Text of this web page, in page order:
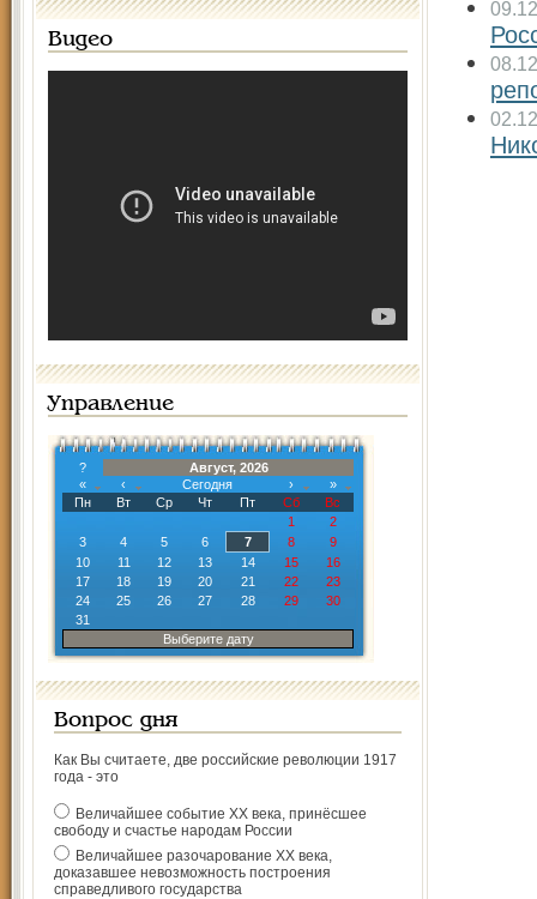
Видео
Управление
?
Август, 2026
«
‹ Сегодня ›
»
Пн
Вт Ср Чт Пт Сб
Вс
1
2
3
4 5 6 7 8
9
10
11 12 13 14 15
16
17
18 19 20 21 22
23
24
25 26 27 28 29
30
31
Выберите дату
Вопрос дня
Как Вы считаете, две российские революции 1917
года - это
Величайшее событие ХХ века, принёсшее
свободу и счастье народам России
Величайшее разочарование ХХ века,
доказавшее невозможность построения
справедливого государства